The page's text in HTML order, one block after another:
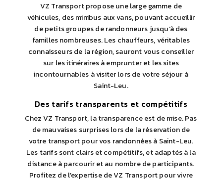
VZ Transport propose une large gamme de
véhicules, des minibus aux vans, pouvant accueillir
de petits groupes de randonneurs jusqu'à des
familles nombreuses. Les chauffeurs, véritables
connaisseurs de la région, sauront vous conseiller
sur les itinéraires à emprunter et les sites
incontournables à visiter lors de votre séjour à
Saint-Leu.
Des tarifs transparents et compétitifs
Chez VZ Transport, la transparence est de mise. Pas
de mauvaises surprises lors de la réservation de
votre transport pour vos randonnées à Saint-Leu.
Les tarifs sont clairs et compétitifs, et adaptés à la
distance à parcourir et au nombre de participants.
Profitez de l'expertise de VZ Transport pour vivre